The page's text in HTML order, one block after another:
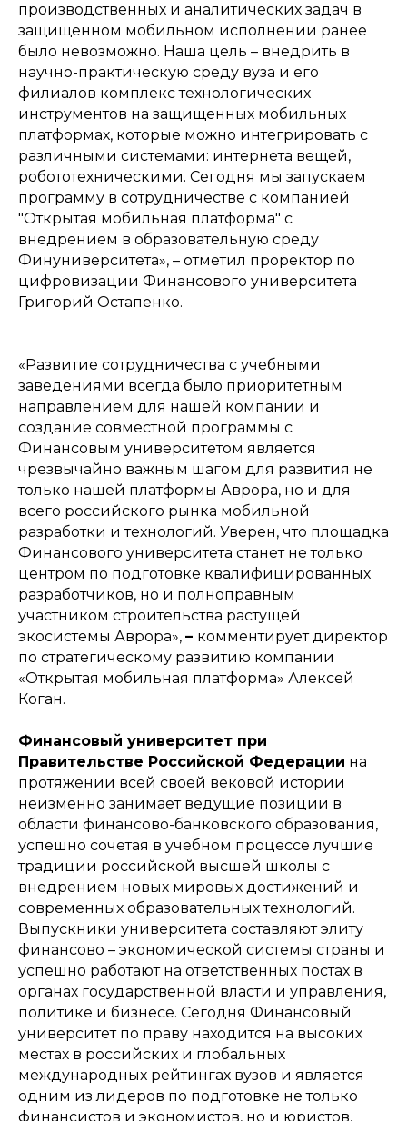
производственных и аналитических задач в
защищенном мобильном исполнении ранее
было невозможно. Наша цель – внедрить в
научно-практическую среду вуза и его
филиалов комплекс технологических
инструментов на защищенных мобильных
платформах, которые можно интегрировать с
различными системами: интернета вещей,
робототехническими. Сегодня мы запускаем
программу в сотрудничестве с компанией
"Открытая мобильная платформа" с
внедрением в образовательную среду
Финуниверситета», – отметил проректор по
цифровизации Финансового университета
Григорий Остапенко.
«Развитие сотрудничества с учебными
заведениями всегда было приоритетным
направлением для нашей компании и
создание совместной программы с
Финансовым университетом является
чрезвычайно важным шагом для развития не
только нашей платформы Аврора, но и для
всего российского рынка мобильной
разработки и технологий. Уверен, что площадка
Финансового университета станет не только
центром по подготовке квалифицированных
разработчиков, но и полноправным
участником строительства растущей
экосистемы Аврора», – комментирует директор
по стратегическому развитию компании
«Открытая мобильная платформа» Алексей
Коган.
Финансовый университет при
Правительстве Российской Федерации на
протяжении всей своей вековой истории
неизменно занимает ведущие позиции в
области финансово-банковского образования,
успешно сочетая в учебном процессе лучшие
традиции российской высшей школы с
внедрением новых мировых достижений и
современных образовательных технологий.
Выпускники университета составляют элиту
финансово – экономической системы страны и
успешно работают на ответственных постах в
органах государственной власти и управления,
политике и бизнесе. Сегодня Финансовый
университет по праву находится на высоких
местах в российских и глобальных
международных рейтингах вузов и является
одним из лидеров по подготовке не только
финансистов и экономистов, но и юристов,